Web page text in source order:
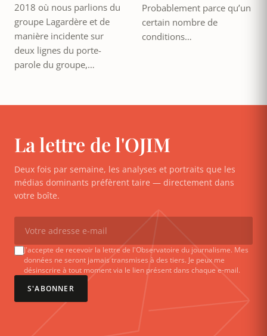
2018 où nous parlions du
groupe Lagardère et de
manière incidente sur
deux lignes du porte-
parole du groupe,…
Probablement parce qu’un
certain nombre de
conditions…
La lettre de l'OJIM
Deux fois par semaine, les analyses et portraits que les
médias dominants préfèrent taire — directement dans
votre boîte.
J'accepte de recevoir la lettre de l'Observatoire du journalisme. Mes
données ne seront jamais transmises à des tiers. Je peux me
désinscrire à tout moment via le lien présent dans chaque e-mail.
S'ABONNER